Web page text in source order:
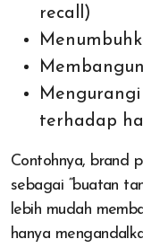
recall)
Membangun
Mengurangi
terhadap
Contohnya, brand
sebagai “buatan
lebih mudah
hanya